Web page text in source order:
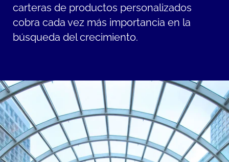
carteras de productos personalizados
cobra cada vez más importancia en la
búsqueda del crecimiento.